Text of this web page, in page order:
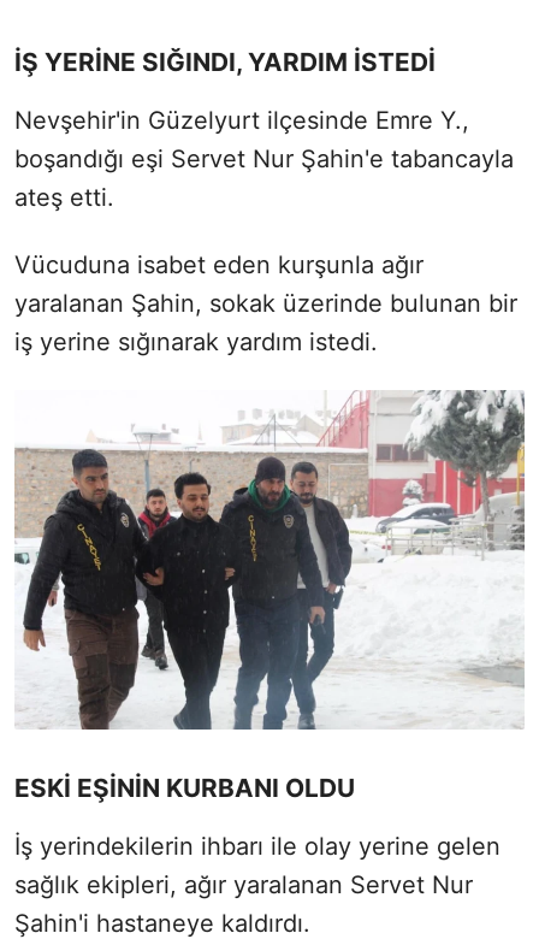
İŞ YERİNE SIĞINDI, YARDIM İSTEDİ
Nevşehir'in Güzelyurt ilçesinde Emre Y.,
boşandığı eşi Servet Nur Şahin'e tabancayla
ateş etti.
Vücuduna isabet eden kurşunla ağır
yaralanan Şahin, sokak üzerinde bulunan bir
iş yerine sığınarak yardım istedi.
ESKİ EŞİNİN KURBANI OLDU
İş yerindekilerin ihbarı ile olay yerine gelen
sağlık ekipleri, ağır yaralanan Servet Nur
Şahin'i hastaneye kaldırdı.